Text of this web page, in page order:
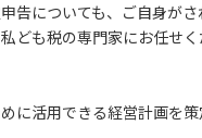
告についても、ご自身が
ども税の専門家にお任せく
に活用できる経営計画を